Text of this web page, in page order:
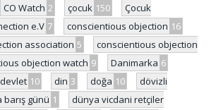
CO Watch 2 çocuk 150
Çocuk
e.V 7 conscientious objection 16
association 5
conscientious objection
objection watch 9 Danimarka 6
10 din 3 doğa 10
dövizli
günü 1
dünya vicdani retçiler